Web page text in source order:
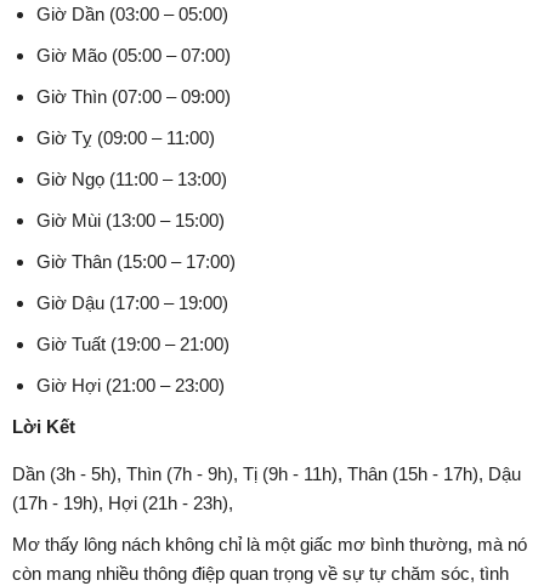
Giờ Dần (03:00 – 05:00)
Giờ Mão (05:00 – 07:00)
Giờ Thìn (07:00 – 09:00)
Giờ Tỵ (09:00 – 11:00)
Giờ Ngọ (11:00 – 13:00)
Giờ Mùi (13:00 – 15:00)
Giờ Thân (15:00 – 17:00)
Giờ Dậu (17:00 – 19:00)
Giờ Tuất (19:00 – 21:00)
Giờ Hợi (21:00 – 23:00)
Lời Kết
Dần (3h - 5h), Thìn (7h - 9h), Tị (9h - 11h), Thân (15h - 17h), Dậu
(17h - 19h), Hợi (21h - 23h),
Mơ thấy lông nách không chỉ là một giấc mơ bình thường, mà nó
còn mang nhiều thông điệp quan trọng về sự tự chăm sóc, tình